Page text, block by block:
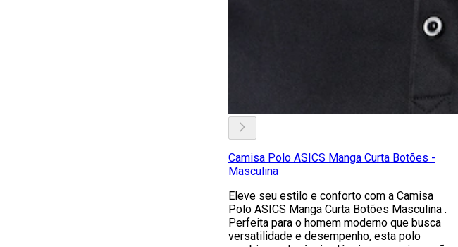
Camisa Polo ASICS Manga Curta Botões -
Masculina
Eleve seu estilo e conforto com a Camisa
Polo ASICS Manga Curta Botões Masculina .
Perfeita para o homem moderno que busca
versatilidade e desempenho, esta polo